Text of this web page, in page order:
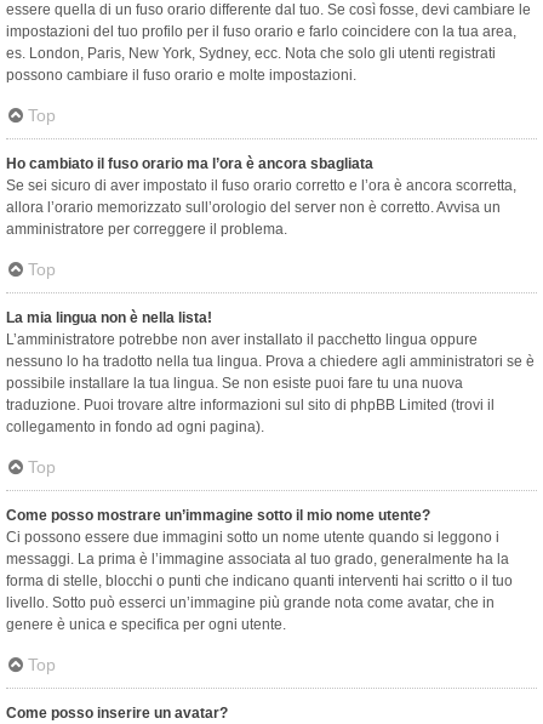
essere quella di un fuso orario differente dal tuo. Se così fosse, devi cambiare le
impostazioni del tuo profilo per il fuso orario e farlo coincidere con la tua area,
es. London, Paris, New York, Sydney, ecc. Nota che solo gli utenti registrati
possono cambiare il fuso orario e molte impostazioni.
Top
Ho cambiato il fuso orario ma l’ora è ancora sbagliata
Se sei sicuro di aver impostato il fuso orario corretto e l’ora è ancora scorretta,
allora l’orario memorizzato sull’orologio del server non è corretto. Avvisa un
amministratore per correggere il problema.
Top
La mia lingua non è nella lista!
L’amministratore potrebbe non aver installato il pacchetto lingua oppure
nessuno lo ha tradotto nella tua lingua. Prova a chiedere agli amministratori se è
possibile installare la tua lingua. Se non esiste puoi fare tu una nuova
traduzione. Puoi trovare altre informazioni sul sito di phpBB Limited (trovi il
collegamento in fondo ad ogni pagina).
Top
Come posso mostrare un’immagine sotto il mio nome utente?
Ci possono essere due immagini sotto un nome utente quando si leggono i
messaggi. La prima è l’immagine associata al tuo grado, generalmente ha la
forma di stelle, blocchi o punti che indicano quanti interventi hai scritto o il tuo
livello. Sotto può esserci un’immagine più grande nota come avatar, che in
genere è unica e specifica per ogni utente.
Top
Come posso inserire un avatar?